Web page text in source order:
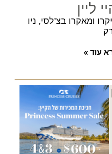
ליין
ומאקרו בצ’לסי, ניו
עוד »